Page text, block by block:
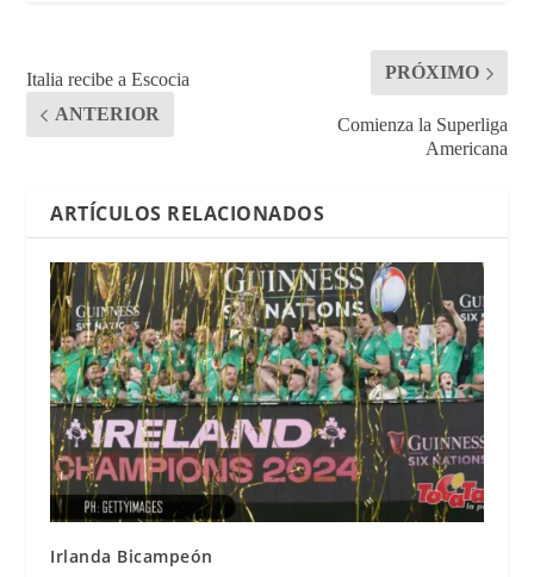
Italia recibe a Escocia
ANTERIOR
PRÓXIMO
Comienza la Superliga
Americana
ARTÍCULOS RELACIONADOS
Irlanda Bicampeón